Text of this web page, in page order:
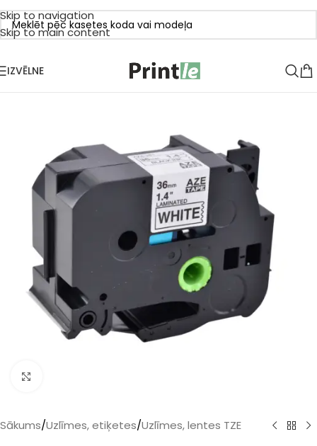
Skip to navigation
Skip to main content
IZVĒLNE
Sākums/Uzlīmes, etiķetes/Uzlīmes, lentes TZE